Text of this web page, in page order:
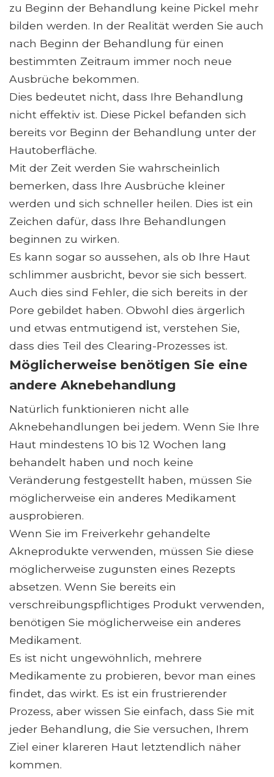
zu Beginn der Behandlung keine Pickel mehr
bilden werden. In der Realität werden Sie auch
nach Beginn der Behandlung für einen
bestimmten Zeitraum immer noch neue
Ausbrüche bekommen.
Dies bedeutet nicht, dass Ihre Behandlung
nicht effektiv ist. Diese Pickel befanden sich
bereits vor Beginn der Behandlung unter der
Hautoberfläche.
Mit der Zeit werden Sie wahrscheinlich
bemerken, dass Ihre Ausbrüche kleiner
werden und sich schneller heilen. Dies ist ein
Zeichen dafür, dass Ihre Behandlungen
beginnen zu wirken.
Es kann sogar so aussehen, als ob Ihre Haut
schlimmer ausbricht, bevor sie sich bessert.
Auch dies sind Fehler, die sich bereits in der
Pore gebildet haben. Obwohl dies ärgerlich
und etwas entmutigend ist, verstehen Sie,
dass dies Teil des Clearing-Prozesses ist.
Möglicherweise benötigen Sie eine
andere Aknebehandlung
Natürlich funktionieren nicht alle
Aknebehandlungen bei jedem. Wenn Sie Ihre
Haut mindestens 10 bis 12 Wochen lang
behandelt haben und noch keine
Veränderung festgestellt haben, müssen Sie
möglicherweise ein anderes Medikament
ausprobieren.
Wenn Sie im Freiverkehr gehandelte
Akneprodukte verwenden, müssen Sie diese
möglicherweise zugunsten eines Rezepts
absetzen. Wenn Sie bereits ein
verschreibungspflichtiges Produkt verwenden,
benötigen Sie möglicherweise ein anderes
Medikament.
Es ist nicht ungewöhnlich, mehrere
Medikamente zu probieren, bevor man eines
findet, das wirkt. Es ist ein frustrierender
Prozess, aber wissen Sie einfach, dass Sie mit
jeder Behandlung, die Sie versuchen, Ihrem
Ziel einer klareren Haut letztendlich näher
kommen.